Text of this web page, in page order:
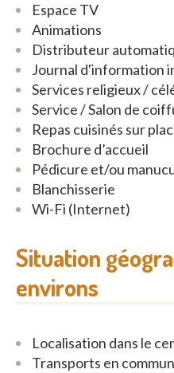
Espace TV
Animations
Distributeur
Journal d'information
Services religieux /
Service / Salon de
Repas cuisinés sur
Brochure d’accueil
Pédicure et/ou
Blanchisserie
Wi-Fi (Internet)
Situation
environs
Localisation dans le
Transports en